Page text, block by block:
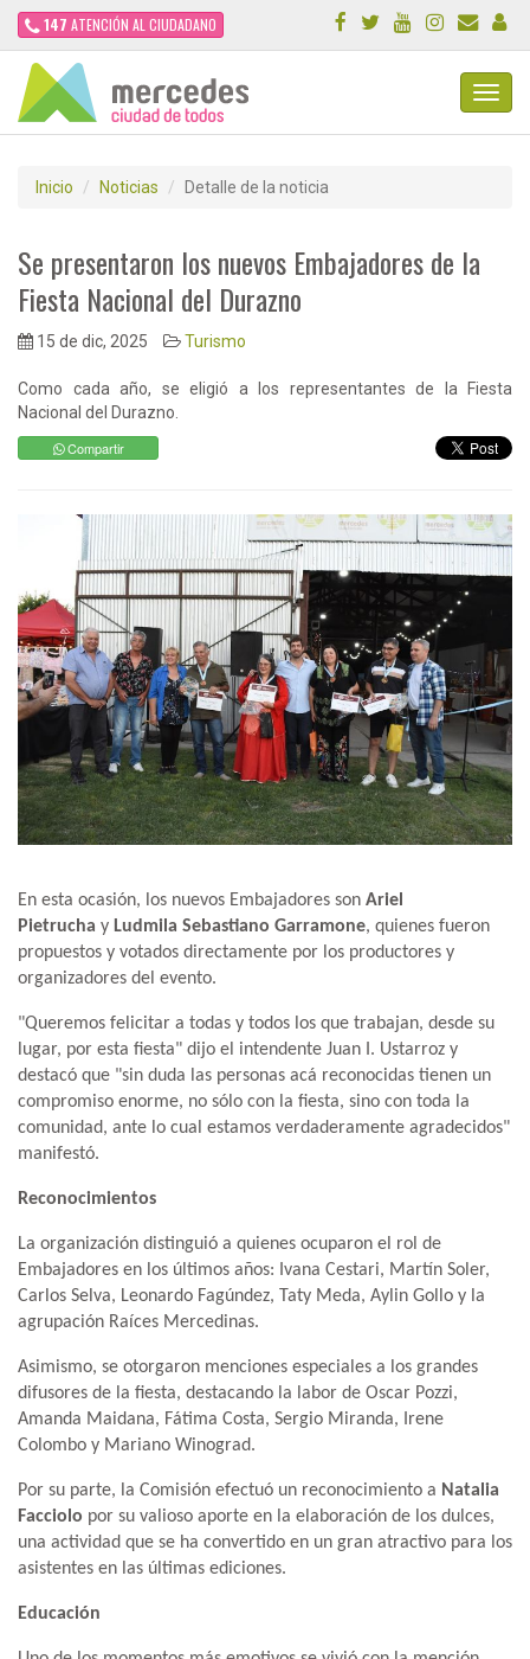
147 ATENCIÓN AL CIUDADANO
Inicio Noticias Detalle de la noticia
Se presentaron los nuevos Embajadores de la
Fiesta Nacional del Durazno
15 de dic, 2025 Turismo
Como cada año, se eligió a los representantes de la Fiesta
Nacional del Durazno.
Compartir
En esta ocasión, los nuevos Embajadores son Ariel
Pietrucha y Ludmila Sebastiano Garramone, quienes fueron
propuestos y votados directamente por los productores y
organizadores del evento.
"Queremos felicitar a todas y todos los que trabajan, desde su
lugar, por esta fiesta" dijo el intendente Juan I. Ustarroz y
destacó que "sin duda las personas acá reconocidas tienen un
compromiso enorme, no sólo con la fiesta, sino con toda la
comunidad, ante lo cual estamos verdaderamente agradecidos"
manifestó.
Reconocimientos
La organización distinguió a quienes ocuparon el rol de
Embajadores en los últimos años: Ivana Cestari, Martín Soler,
Carlos Selva, Leonardo Fagúndez, Taty Meda, Aylin Gollo y la
agrupación Raíces Mercedinas.
Asimismo, se otorgaron menciones especiales a los grandes
difusores de la fiesta, destacando la labor de Oscar Pozzi,
Amanda Maidana, Fátima Costa, Sergio Miranda, Irene
Colombo y Mariano Winograd.
Por su parte, la Comisión efectuó un reconocimiento a Natalia
Facciolo por su valioso aporte en la elaboración de los dulces,
una actividad que se ha convertido en un gran atractivo para los
asistentes en las últimas ediciones.
Educación